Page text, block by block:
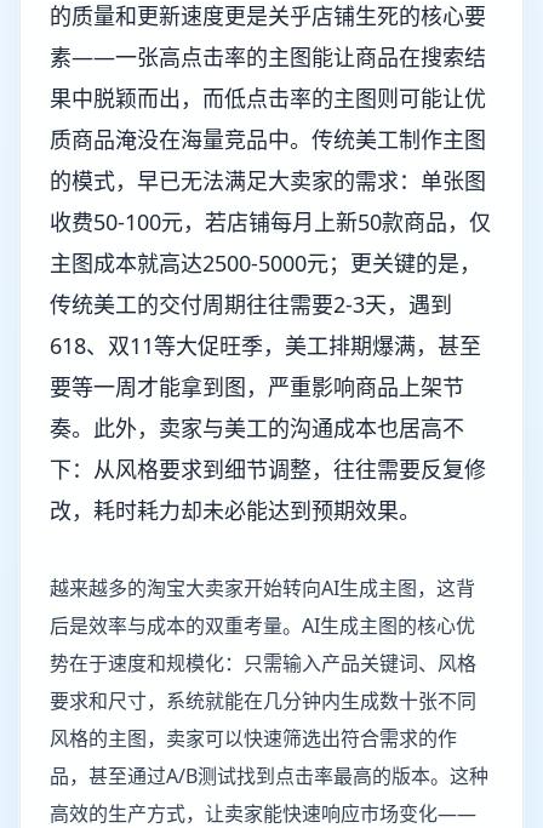
的质量和更新速度更是关乎店铺生死的核心要
素——一张高点击率的主图能让商品在搜索结
果中脱颖而出，而低点击率的主图则可能让优
质商品淹没在海量竞品中。传统美工制作主图
的模式，早已无法满足大卖家的需求：单张图
收费50-100元，若店铺每月上新50款商品，仅
主图成本就高达2500-5000元；更关键的是，
传统美工的交付周期往往需要2-3天，遇到
618、双11等大促旺季，美工排期爆满，甚至
要等一周才能拿到图，严重影响商品上架节
奏。此外，卖家与美工的沟通成本也居高不
下：从风格要求到细节调整，往往需要反复修
改，耗时耗力却未必能达到预期效果。
越来越多的淘宝大卖家开始转向AI生成主图，这背
后是效率与成本的双重考量。AI生成主图的核心优
势在于速度和规模化：只需输入产品关键词、风格
要求和尺寸，系统就能在几分钟内生成数十张不同
风格的主图，卖家可以快速筛选出符合需求的作
品，甚至通过A/B测试找到点击率最高的版本。这种
高效的生产方式，让卖家能快速响应市场变化——